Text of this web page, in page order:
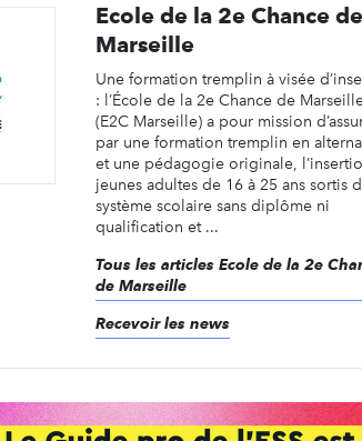
Ecole de la 2e Chance de
Marseille
Une formation tremplin à visée
: l’École de la 2e Chance de
(E2C Marseille) a pour mission
par une formation tremplin en
et une pédagogie originale,
jeunes adultes de 16 à 25 ans sortis
système scolaire sans diplôme ni
qualification et ...
Tous les articles Ecole de la 2e
de Marseille
Recevoir les news